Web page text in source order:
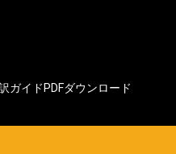
ガイドPDFダウンロード